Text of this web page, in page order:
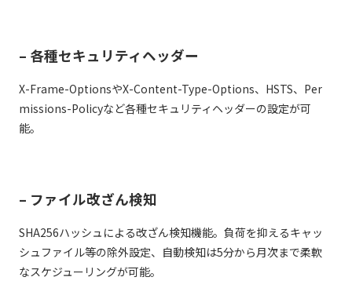
– 各種セキュリティヘッダー
X-Frame-OptionsやX-Content-Type-Options、HSTS、Per
missions-Policyなど各種セキュリティヘッダーの設定が可
能。
– ファイル改ざん検知
SHA256ハッシュによる改ざん検知機能。負荷を抑えるキャッ
シュファイル等の除外設定、自動検知は5分から月次まで柔軟
なスケジューリングが可能。